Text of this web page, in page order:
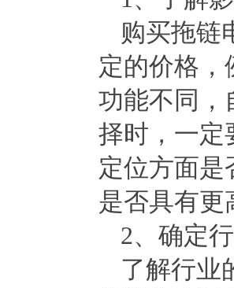
购买拖链
定的价格，
功能不同，
择时，一定
定位方面是
是否具有更
2、确定
了解行业